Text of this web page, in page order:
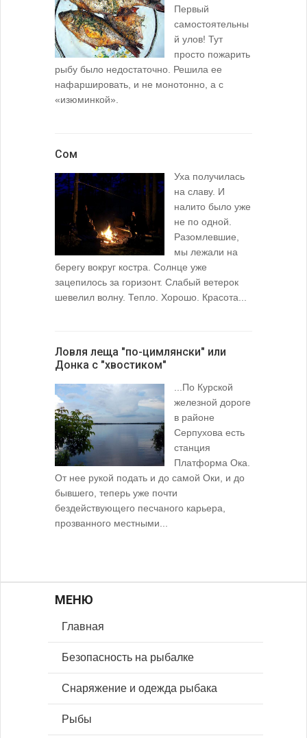
Первый
самостоятельны
й улов! Тут
просто пожарить
рыбу было недостаточно. Решила ее
нафаршировать, и не монотонно, а с
«изюминкой».
Сом
Уха получилась
на славу. И
налито было уже
не по одной.
Разомлевшие,
мы лежали на
берегу вокруг костра. Солнце уже
зацепилось за горизонт. Слабый ветерок
шевелил волну. Тепло. Хорошо. Красота...
Ловля леща "по-цимлянски" или
Донка с "хвостиком"
...По Курской
железной дороге
в районе
Серпухова есть
станция
Платформа Ока.
От нее рукой подать и до самой Оки, и до
бывшего, теперь уже почти
бездействующего песчаного карьера,
прозванного местными...
МЕНЮ
Главная
Безопасность на рыбалке
Снаряжение и одежда рыбака
Рыбы